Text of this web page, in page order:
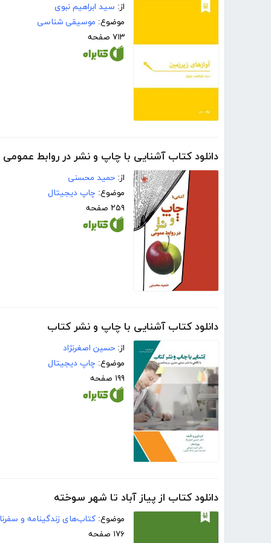
از: سید ابراهیم نبوی
موضوع: موسیقی شناسی
۷۱۳ صفحه
دانلود کتاب آشنایی با چاپ و نشر در روابط عمومی
از: حمید محسنی
موضوع: چاپ دیجیتال
۲۵۹ صفحه
دانلود کتاب آشنایی با چاپ و نشر کتاب
از: حسین اصغرنژاد
موضوع: چاپ دیجیتال
۱۹۹ صفحه
دانلود کتاب از پیاز آباد تا شهر سوخته
موضوع: کتاب‌های زندگینامه و
۱۷۶ صفحه